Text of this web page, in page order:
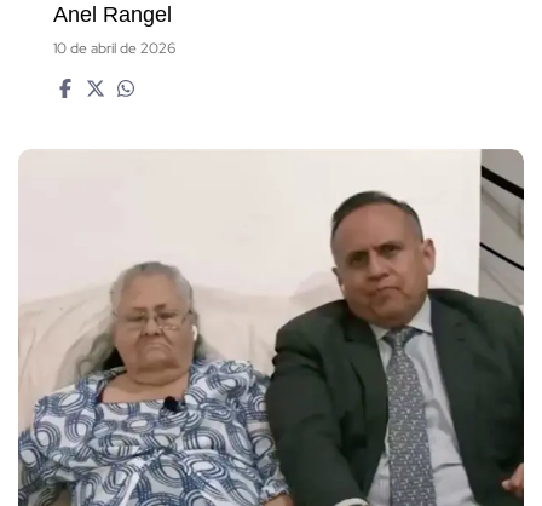
Anel Rangel
10 de abril de 2026